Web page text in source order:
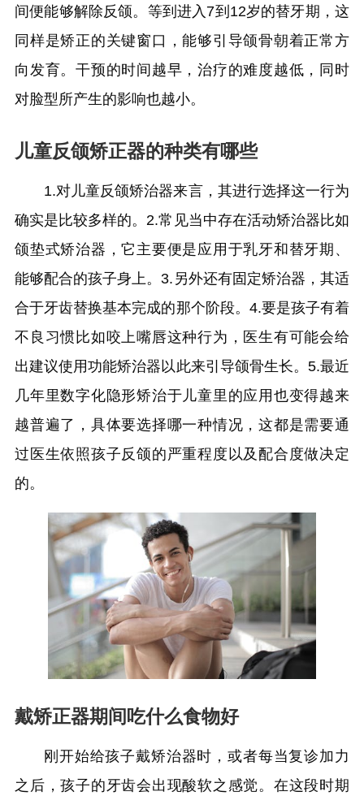
间便能够解除反颌。等到进入7到12岁的替牙期，这
同样是矫正的关键窗口，能够引导颌骨朝着正常方
向发育。干预的时间越早，治疗的难度越低，同时
对脸型所产生的影响也越小。
儿童反颌矫正器的种类有哪些
1.对儿童反颌矫治器来言，其进行选择这一行为
确实是比较多样的。2.常见当中存在活动矫治器比如
颌垫式矫治器，它主要便是应用于乳牙和替牙期、
能够配合的孩子身上。3.另外还有固定矫治器，其适
合于牙齿替换基本完成的那个阶段。4.要是孩子有着
不良习惯比如咬上嘴唇这种行为，医生有可能会给
出建议使用功能矫治器以此来引导颌骨生长。5.最近
几年里数字化隐形矫治于儿童里的应用也变得越来
越普遍了，具体要选择哪一种情况，这都是需要通
过医生依照孩子反颌的严重程度以及配合度做决定
的。
戴矫正器期间吃什么食物好
刚开始给孩子戴矫治器时，或者每当复诊加力
之后，孩子的牙齿会出现酸软之感觉。在这段时期